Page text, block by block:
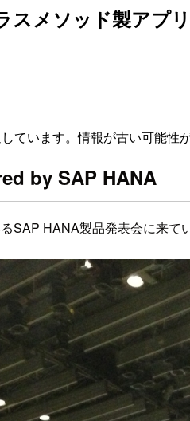
スメソッド製アプ
ています。情報が古い可能性
by SAP HANA
SAP HANA製品発表会に来て